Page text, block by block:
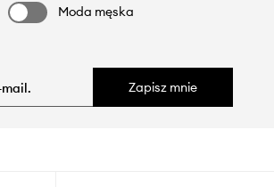
Moda męska
Zapisz mnie